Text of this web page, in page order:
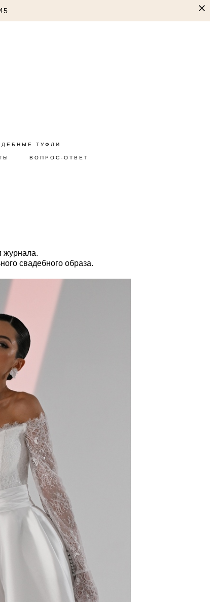
ТУФЛИ
ВОПРОС-ОТВЕТ
журнала.
свадебного образа.